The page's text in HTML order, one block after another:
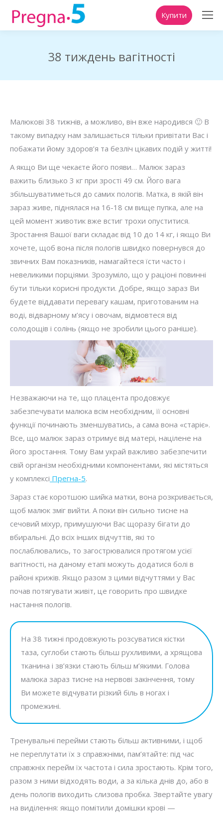
Купити
38 тиждень вагітності
Малюкові 38 тижнів, а можливо, він вже народився 🙂 В
такому випадку нам залишається тільки привітати Вас і
побажати йому здоров’я та безліч цікавих подій у житті!
А якщо Ви ще чекаєте його появи… Малюк зараз
важить близько 3 кг при зрості 49 см. Його вага
збільшуватиметься до самих пологів. Матка, в якій він
зараз живе, піднялася на 16-18 см вище пупка, але на
цей момент животик вже встиг трохи опуститися.
Зростання Вашої ваги складає від 10 до 14 кг, і якщо Ви
хочете, щоб вона після пологів швидко повернувся до
звичних Вам показників, намагайтеся їсти часто і
невеликими порціями. Зрозуміло, що у раціоні повинні
бути тільки корисні продукти. Добре, якщо зараз Ви
будете віддавати перевагу кашам, приготованим на
воді, відварному м’ясу і овочам, відмовтеся від
солодощів і солінь (якщо не зробили цього раніше).
Незважаючи на те, що плацента продовжує
забезпечувати малюка всім необхідним, її основні
функції починають зменшуватись, а сама вона «старіє».
Все, що малюк зараз отримує від матері, націлене на
його зростання. Тому Вам украй важливо забезпечити
свій організм необхідними компонентами, які містяться
у комплексі Прегна-5.
Зараз стає коротшою шийка матки, вона розкривається,
щоб малюк зміг вийти. А поки він сильно тисне на
сечовий міхур, примушуючи Вас щоразу бігати до
вбиральні. До всіх інших відчуттів, які то
послаблювались, то загострювалися протягом усієї
вагітності, на даному етапі можуть додатися болі в
районі крижів. Якщо разом з цими відчуттями у Вас
почав потягувати живіт, це говорить про швидке
настання пологів.
На 38 тижні продовжують розсуватися кістки
таза, суглоби стають більш рухливими, а хрящова
тканина і зв’язки стають більш м’якими. Голова
малюка зараз тисне на нервові закінчення, тому
Ви можете відчувати різкий біль в ногах і
промежині.
Тренувальні перейми стають більш активними, і щоб
не переплутати їх з справжніми, пам’ятайте: під час
справжніх перейм їх частота і сила зростають. Крім того,
разом з ними відходять води, а за кілька днів до, або в
день пологів виходить слизова пробка. Звертайте увагу
на виділення: якщо помітили домішки крові —